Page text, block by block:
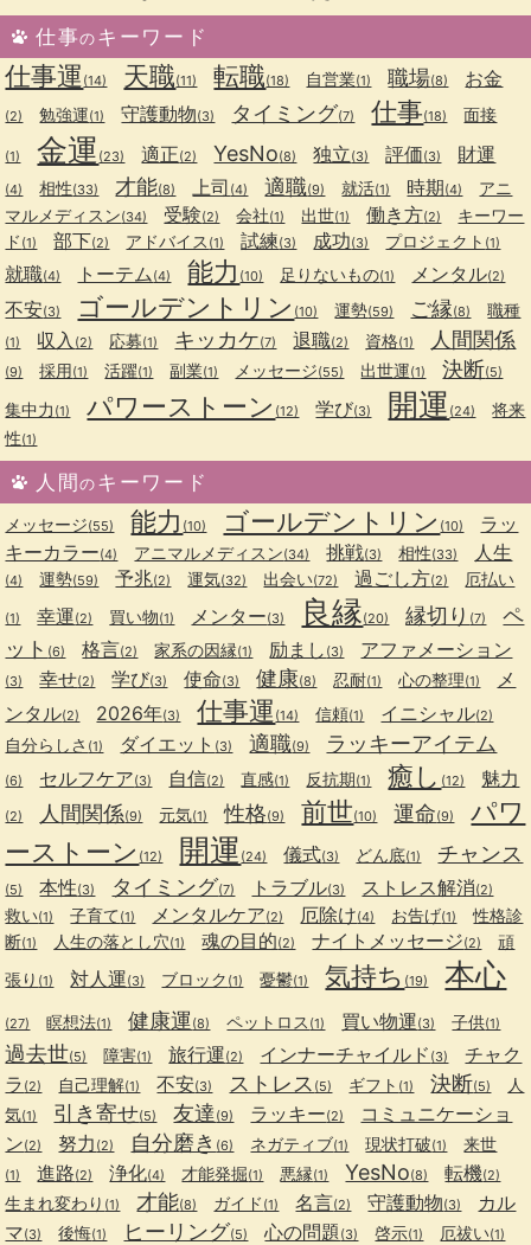
仕事のキーワード
仕事運 (14) 天職(11) 転職(18) 自営業(1) 職場(8) お金
(2) 勉強運(1) 守護動物(3) タイミング(7) 仕事(18) 面接
(1) 金運 (23) 適正(2) YesNo(8) 独立(3) 評価(3) 財運
(4) 相性(33) 才能(8) 上司 (4) 適職(9) 就活(1) 時期(4)
アニ
マルメディスン(34) 受験(2) 会社(1) 出世(1) 働き方(2)
キーワー
ド (1) 部下(2) アドバイス (1) 試練(3) 成功(3) プロジェクト (1)
就職(4) トーテム (4) 能力 (10) 足りないもの(1) メンタル(2)
不安(3) ゴールデントリン (10) 運勢(59) ご縁(8) 職種
(1) 収入 (2) 応募(1) キッカケ(7) 退職(2) 資格(1) 人間関係
(9) 採用(1) 活躍(1) 副業(1) メッセージ(55) 出世運(1) 決断(5)
集中力 (1) パワーストーン (12) 学び(3) 開運 (24)
将来
性(1)
人間のキーワード
メッセージ(55) 能力 (10) ゴールデントリン (10)
ラッ
キーカラー(4) アニマルメディスン(34) 挑戦(3) 相性(33) 人生
(4) 運勢(59) 予兆(2) 運気(32) 出会い(72) 過ごし方(2) 厄払い
(1) 幸運(2) 買い物(1) メンター(3) 良縁(20) 縁切り (7)
ペ
ット (6) 格言(2) 家系の因縁(1) 励まし (3) アファメーション
(3) 幸せ(2) 学び(3) 使命(3) 健康(8) 忍耐(1) 心の整理(1)
メ
ンタル(2) 2026年(3) 仕事運 (14) 信頼(1) イニシャル(2)
自分らしさ (1) ダイエット (3) 適職(9) ラッキーアイテム
(6) セルフケア(3) 自信(2) 直感(1) 反抗期(1) 癒し (12) 魅力
(2) 人間関係(9) 元気(1) 性格(9) 前世(10) 運命(9)
パワ
ーストーン (12) 開運 (24) 儀式(3) どん底(1) チャンス
(5) 本性(3) タイミング(7) トラブル(3) ストレス解消(2)
救い(1) 子育て(1) メンタルケア(2) 厄除け(4) お告げ(1)
性格診
断(1) 人生の落とし穴(1) 魂の目的(2) ナイトメッセージ(2)
頑
張り (1) 対人運(3) ブロック (1) 憂鬱(1) 気持ち (19) 本心
(27) 瞑想法(1) 健康運(8) ペットロス (1) 買い物運(3) 子供(1)
過去世(5) 障害(1) 旅行運(2) インナーチャイルド (3)
チャク
ラ (2) 自己理解(1) 不安(3) ストレス (5) ギフト (1) 決断(5)
人
気(1) 引き寄せ(5) 友達 (9) ラッキー(2)
コミュニケーショ
ン(2) 努力 (2) 自分磨き (6) ネガティブ(1) 現状打破(1) 来世
(1) 進路(2) 浄化(4) 才能発掘(1) 悪縁(1) YesNo(8) 転機(2)
生まれ変わり (1) 才能(8) ガイド (1) 名言(2) 守護動物(3)
カル
マ(3) 後悔(1) ヒーリング(5) 心の問題 (3) 啓示(1) 厄祓い(1)